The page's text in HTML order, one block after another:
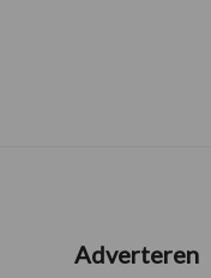
Adverteren